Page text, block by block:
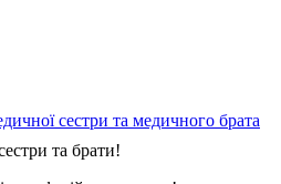
сестри та медичного брата
та брати!